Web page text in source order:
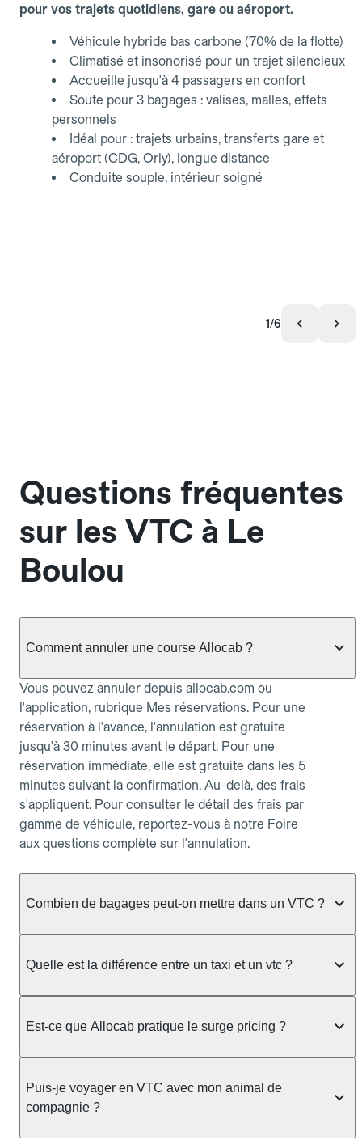
pour vos trajets quotidiens, gare ou aéroport.
Véhicule hybride bas carbone (70% de la flotte)
Climatisé et insonorisé pour un trajet silencieux
Accueille jusqu'à 4 passagers en confort
Soute pour 3 bagages : valises, malles, effets
personnels
Idéal pour : trajets urbains, transferts gare et
aéroport (CDG, Orly), longue distance
Conduite souple, intérieur soigné
1/6
Questions fréquentes
sur les VTC à Le
Boulou
Comment annuler une course Allocab ?
Vous pouvez annuler depuis allocab.com ou
l'application, rubrique Mes réservations. Pour une
réservation à l'avance, l'annulation est gratuite
jusqu'à 30 minutes avant le départ. Pour une
réservation immédiate, elle est gratuite dans les 5
minutes suivant la confirmation. Au-delà, des frais
s'appliquent. Pour consulter le détail des frais par
gamme de véhicule, reportez-vous à notre Foire
aux questions complète sur l'annulation.
Combien de bagages peut-on mettre dans un VTC ?
réservée :
Berline, Green, Berline Affaires, VAO : jusqu'à 3
Moto-taxi : jusqu'à 2 bagages cabine TPMR : 1
bagage
Le prix de la course ne change pas selon le
nombre de bagages. Si vous avez des bagages
Quelle est la différence entre un taxi et un vtc ?
dans la rue ou à une station, avec un tarif calculé au
réservation préalable et propose un prix fixe connu
à l'avance, sans mauvaise surprise ni frais cachés.
Chez Allocab, tous les chauffeurs sont des
Est-ce que Allocab pratique le surge pricing ?
prix de votre course est calculé et affiché avant la
validation de la réservation, puis fixé définitivement.
Puis-je voyager en VTC avec mon animal de
compagnie ?